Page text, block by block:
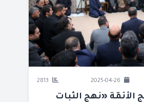
الأئمّة «نهج الثبات